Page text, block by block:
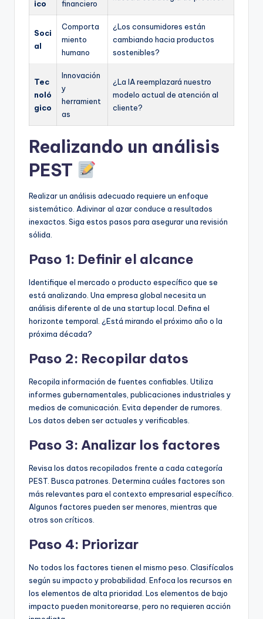
ico
financiero
Soci
al
Comporta
miento
humano
¿Los consumidores están
cambiando hacia productos
sostenibles?
Tec
noló
gico
Innovación
y
herramient
as
¿La IA reemplazará nuestro
modelo actual de atención al
cliente?
Realizando un análisis
PEST
Realizar un análisis adecuado requiere un enfoque
sistemático. Adivinar al azar conduce a resultados
inexactos. Siga estos pasos para asegurar una revisión
sólida.
Paso 1: Definir el alcance
Identifique el mercado o producto específico que se
está analizando. Una empresa global necesita un
análisis diferente al de una startup local. Defina el
horizonte temporal. ¿Está mirando el próximo año o la
próxima década?
Paso 2: Recopilar datos
Recopila información de fuentes confiables. Utiliza
informes gubernamentales, publicaciones industriales y
medios de comunicación. Evita depender de rumores.
Los datos deben ser actuales y verificables.
Paso 3: Analizar los factores
Revisa los datos recopilados frente a cada categoría
PEST. Busca patrones. Determina cuáles factores son
más relevantes para el contexto empresarial específico.
Algunos factores pueden ser menores, mientras que
otros son críticos.
Paso 4: Priorizar
No todos los factores tienen el mismo peso. Clasifícalos
según su impacto y probabilidad. Enfoca los recursos en
los elementos de alta prioridad. Los elementos de bajo
impacto pueden monitorearse, pero no requieren acción